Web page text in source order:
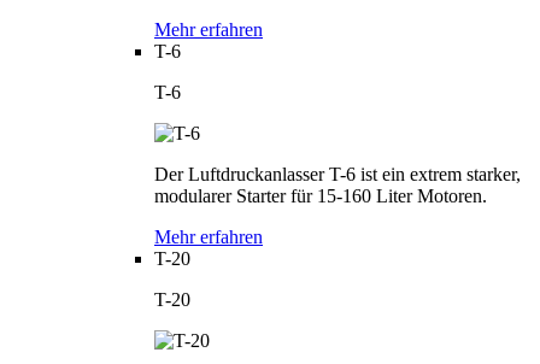
Mehr erfahren
T-6
T-6
Der Luftdruckanlasser T-6 ist ein extrem starker,
modularer Starter für 15-160 Liter Motoren.
Mehr erfahren
T-20
T-20